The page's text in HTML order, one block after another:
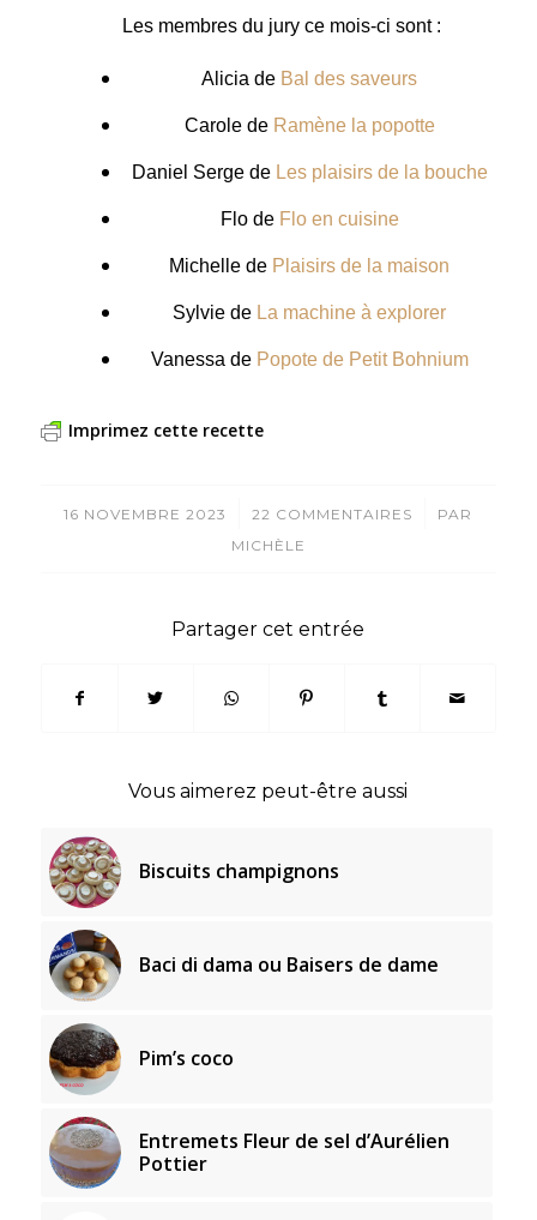
Les membres du jury ce mois-ci sont :
Alicia de Bal des saveurs
Carole de Ramène la popotte
Daniel Serge de Les plaisirs de la bouche
Flo de Flo en cuisine
Michelle de Plaisirs de la maison
Sylvie de La machine à explorer
Vanessa de Popote de Petit Bohnium
Imprimez cette recette
16 NOVEMBRE 2023
/ 22 COMMENTAIRES
/
PAR
MICHÈLE
Partager cet entrée
Vous aimerez peut-être aussi
Biscuits champignons
Baci di dama ou Baisers de dame
Pim’s coco
Entremets Fleur de sel d’Aurélien
Pottier